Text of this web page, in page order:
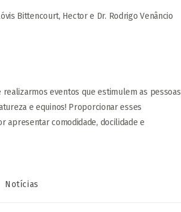
Bittencourt, Hector e Dr. Rodrigo Venâncio
eventos que estimulem as pessoas
e equinos! Proporcionar esses
apresentar comodidade, docilidade e
Notícias